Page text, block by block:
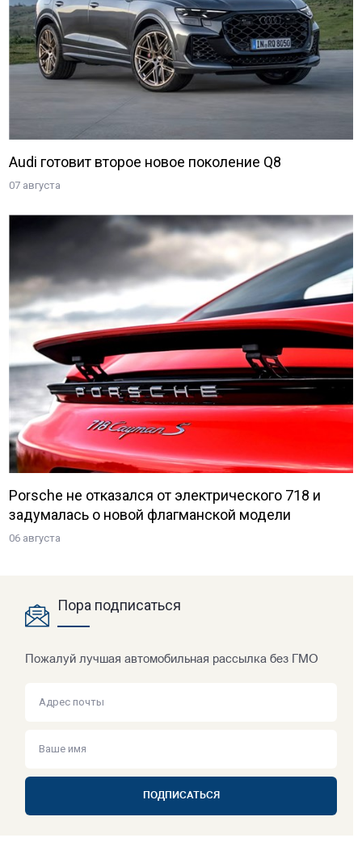
Audi готовит второе новое поколение Q8
07 августа
Porsche не отказался от электрического 718 и
задумалась о новой флагманской модели
06 августа
Пора подписаться
Пожалуй лучшая автомобильная рассылка без ГМО
ПОДПИСАТЬСЯ